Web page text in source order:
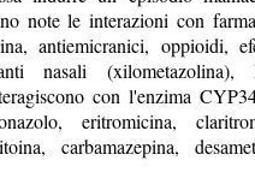
note le interazioni con
antiemicranici, oppioidi,
nasali (xilometazolina),
con l'enzima
eritromicina,
carbamazepina,